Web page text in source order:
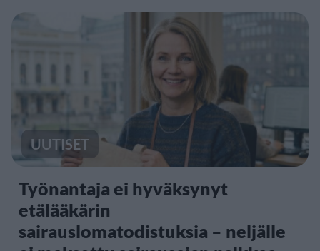
UUTISET
Työnantaja ei hyväksynyt
etälääkärin
sairauslomatodistuksia – neljälle